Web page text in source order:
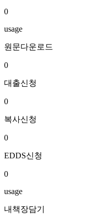
0
usage
원문다운로드
0
대출신청
0
복사신청
0
EDDS신청
0
usage
내책장담기